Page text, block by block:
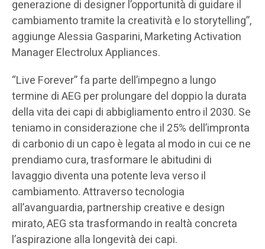
generazione di designer l’opportunità di guidare il
cambiamento tramite la creatività e lo storytelling”,
aggiunge Alessia Gasparini, Marketing Activation
Manager Electrolux Appliances.
“Live Forever” fa parte dell’impegno a lungo
termine di AEG per prolungare del doppio la durata
della vita dei capi di abbigliamento entro il 2030. Se
teniamo in considerazione che il 25% dell’impronta
di carbonio di un capo è legata al modo in cui ce ne
prendiamo cura, trasformare le abitudini di
lavaggio diventa una potente leva verso il
cambiamento. Attraverso tecnologia
all’avanguardia, partnership creative e design
mirato, AEG sta trasformando in realtà concreta
l’aspirazione alla longevità dei capi.